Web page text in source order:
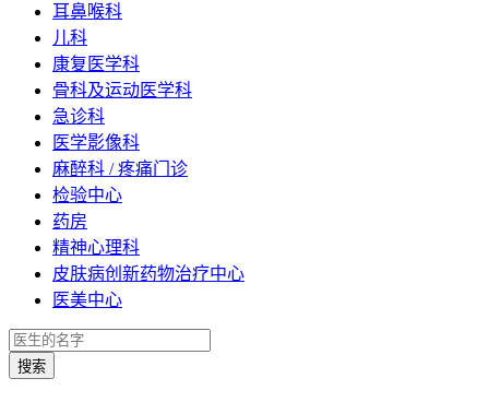
耳鼻喉科
儿科
康复医学科
骨科及运动医学科
急诊科
医学影像科
麻醉科 / 疼痛门诊
检验中心
药房
精神心理科
皮肤病创新药物治疗中心
医美中心